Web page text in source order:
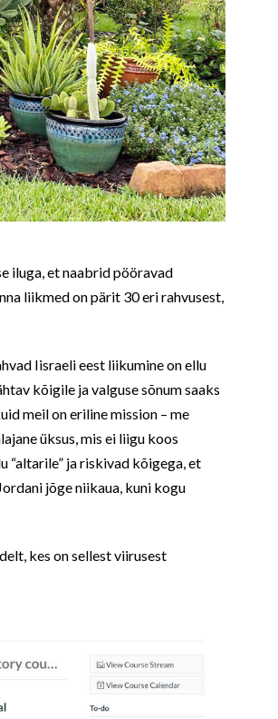
iluga, et naabrid pööravad
liikmed on pärit 30 eri rahvusest,
Iisraeli eest liikumine on ellu
kõigile ja valguse sõnum saaks
meil on eriline mission – me
üksus, mis ei liigu koos
“altarile” ja riskivad kõigega, et
jõge niikaua, kuni kogu
kes on sellest viirusest